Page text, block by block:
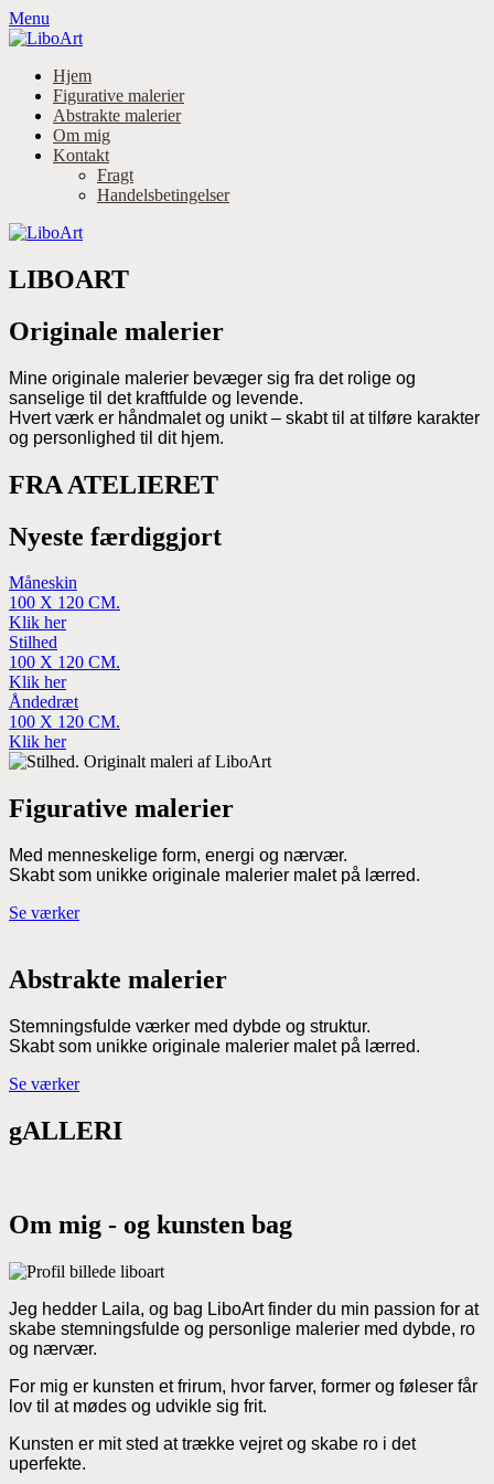
Menu
Hjem
Figurative malerier
Abstrakte malerier
Om mig
Kontakt
Fragt
Handelsbetingelser
LIBOART
Originale malerier
Mine originale malerier bevæger sig fra det rolige og
sanselige til det kraftfulde og levende.
Hvert værk er håndmalet og unikt – skabt til at tilføre karakter
og personlighed til dit hjem.
FRA ATELIERET
Nyeste færdiggjort
Måneskin
100 X 120 CM.
Klik her
Stilhed
100 X 120 CM.
Klik her
Åndedræt
100 X 120 CM.
Klik her
Figurative malerier
Med menneskelige form, energi og nærvær.
Skabt som unikke originale malerier malet på lærred.
Se værker
Abstrakte malerier
Stemningsfulde værker med dybde og struktur.
Skabt som unikke originale malerier malet på lærred.
Se værker
gALLERI
Om mig - og kunsten bag
Jeg hedder Laila, og bag LiboArt finder du min passion for at
skabe stemningsfulde og personlige malerier med dybde, ro
og nærvær.
For mig er kunsten et frirum, hvor farver, former og føleser får
lov til at mødes og udvikle sig frit.
Kunsten er mit sted at trække vejret og skabe ro i det
uperfekte.